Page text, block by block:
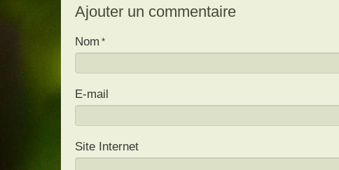
Ajouter un commentaire
Nom
E-mail
Site Internet